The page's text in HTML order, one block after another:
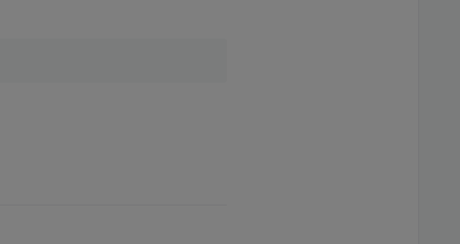
mich nichts verständliches gefunden.